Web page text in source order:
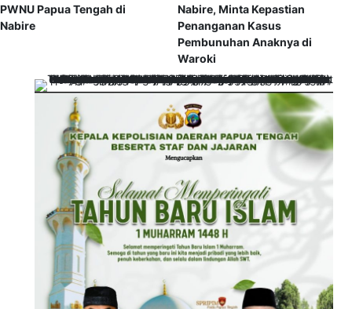
PWNU Papua Tengah di
Nabire
Nabire, Minta Kepastian
Penanganan Kasus
Pembunuhan Anaknya di
Waroki